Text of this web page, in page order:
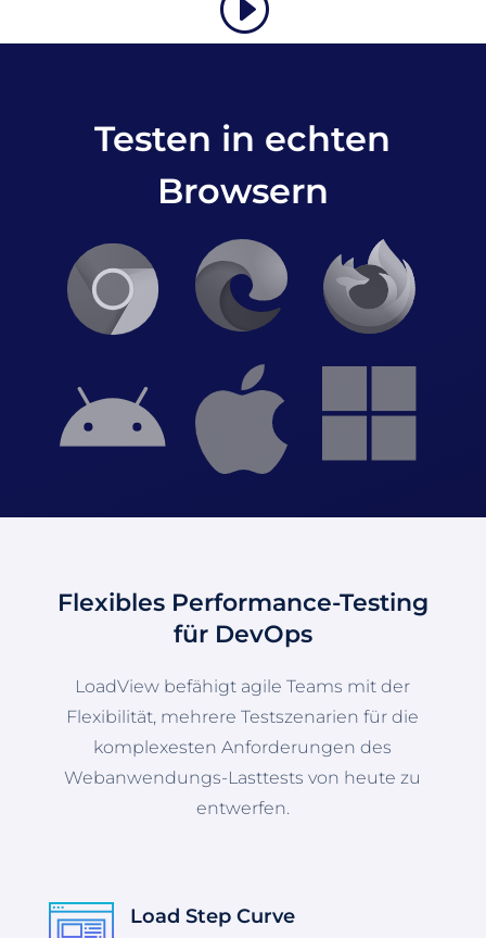
Testen in echten
Browsern
Flexibles Performance-Testing
für DevOps
LoadView befähigt agile Teams mit der
Flexibilität, mehrere Testszenarien für die
komplexesten Anforderungen des
Webanwendungs-Lasttests von heute zu
entwerfen.
Load Step Curve